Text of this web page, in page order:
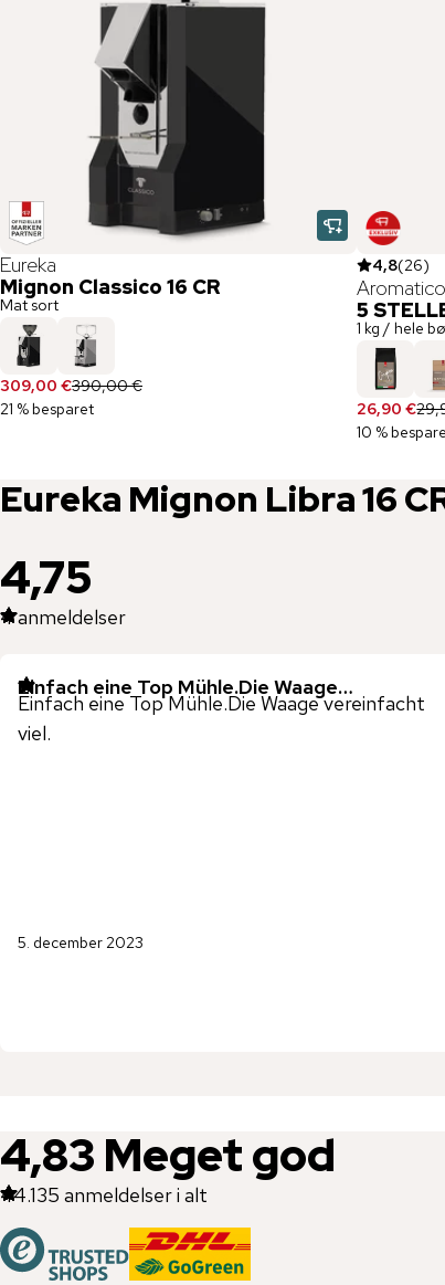
Eureka
Mignon Classico 16 CR
Mat sort
309,00 €390,00 €
21 % besparet
4,8(26)
Aromatico
5
1 kg / hele
26,90 €
10 %
Eureka Mignon Libra 16
4,75
4anmeldelser
Einfach eine Top Mühle.Die Waage…
Einfach eine Top Mühle.Die Waage vereinfacht
viel.
5. december 2023
4,83 Meget god
44.135 anmeldelser i alt